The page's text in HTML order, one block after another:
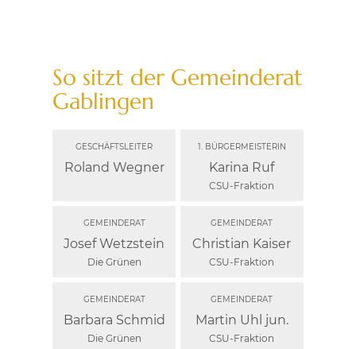
So sitzt der Gemeinderat
Gablingen
Karina Ruf
CSU-Fraktion
Christian Kaiser
CSU-Fraktion
Barbara Schmid
Die Grünen
Martin Uhl jun.
CSU-Fraktion
Josef Wetzstein
Die Grünen
Roland Wegner